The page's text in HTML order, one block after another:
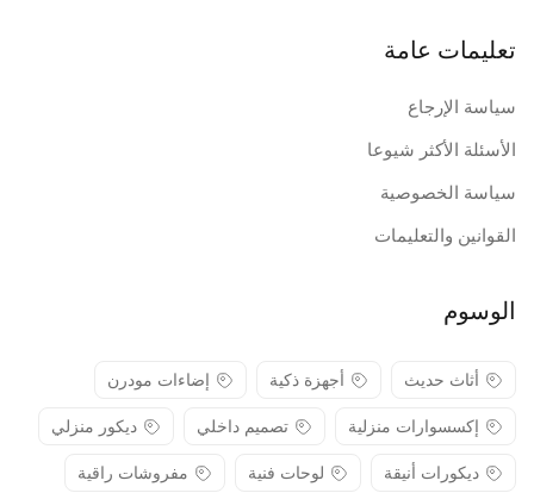
تعليمات عامة
سياسة الإرجاع
الأسئلة الأكثر شيوعا
سياسة الخصوصية
القوانين والتعليمات
الوسوم
أثاث حديث أجهزة ذكية
إضاءات مودرن
إكسسوارات منزلية
تصميم داخلي
ديكور منزلي
ديكورات أنيقة
لوحات فنية مفروشات راقية